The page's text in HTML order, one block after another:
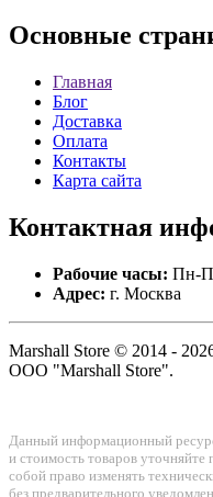
Основные
Главная
Блог
Доставка
Оплата
Контакты
Карта сайта
Контактная
Рабочие часы: Пн-
Адрес: г. Москва
Marshall Store © 2014 -
ООО "Marshall Store".
Данный информационный
и стоимость товаров уточняйте
собой право изменять
без предварительного